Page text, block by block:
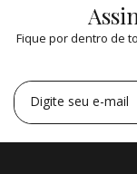
deR$
3x deR$
R$
Fique por dentro de
Digite seu e-mail